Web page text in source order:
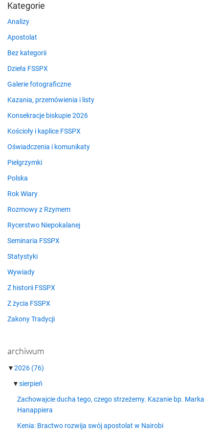
Kategorie
Analizy
Apostolat
Bez kategorii
Dzieła FSSPX
Galerie fotograficzne
Kazania, przemówienia i listy
Konsekracje biskupie 2026
Kościoły i kaplice FSSPX
Oświadczenia i komunikaty
Pielgrzymki
Polska
Rok Wiary
Rozmowy z Rzymem
Rycerstwo Niepokalanej
Seminaria FSSPX
Statystyki
Wywiady
Z historii FSSPX
Z życia FSSPX
Zakony Tradycji
archiwum
▼2026 (76)
▼sierpień
Zachowajcie ducha tego, czego strzeżemy. Kazanie bp. Marka
Hanappiera
Kenia: Bractwo rozwija swój apostolat w Nairobi